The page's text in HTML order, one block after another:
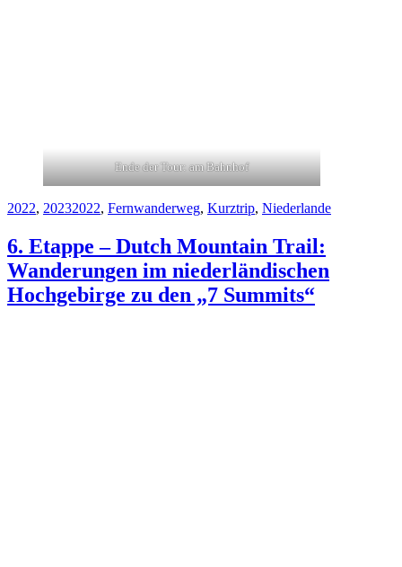
Ende der Tour: am Bahnhof
Kategorien
2022, 2023Schlagwörter
2022, Fernwanderweg, Kurztrip, Niederlande
6. Etappe – Dutch Mountain Trail:
Wanderungen im niederländischen
Hochgebirge zu den „7 Summits“